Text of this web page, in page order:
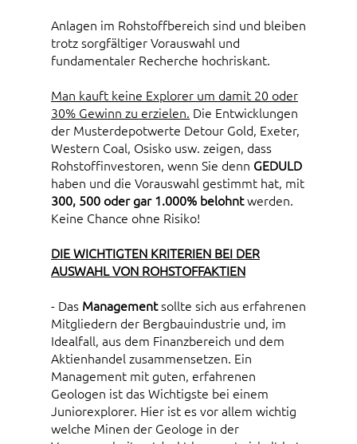
Anlagen im Rohstoffbereich sind und bleiben
trotz sorgfältiger Vorauswahl und
fundamentaler Recherche hochriskant.
Man kauft keine Explorer um damit 20 oder
30% Gewinn zu erzielen. Die Entwicklungen
der Musterdepotwerte Detour Gold, Exeter,
Western Coal, Osisko usw. zeigen, dass
Rohstoffinvestoren, wenn Sie denn GEDULD
haben und die Vorauswahl gestimmt hat, mit
300, 500 oder gar 1.000% belohntwerden.
Keine Chance ohne Risiko!
DIE WICHTIGTEN KRITERIEN BEI DER
AUSWAHL VON ROHSTOFFAKTIEN
- Das Managementsollte sich aus erfahrenen
Mitgliedern der Bergbauindustrie und, im
Idealfall, aus dem Finanzbereich und dem
Aktienhandel zusammensetzen. Ein
Management mit guten, erfahrenen
Geologen ist das Wichtigste bei einem
Juniorexplorer. Hier ist es vor allem wichtig
welche Minen der Geologe in der